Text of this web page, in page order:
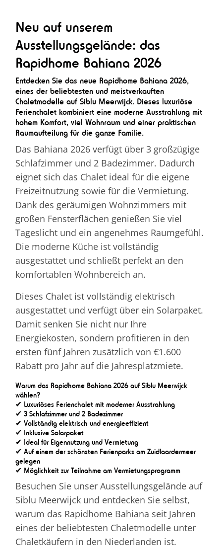
Neu auf unserem
Ausstellungsgelände: das
Rapidhome Bahiana 2026
Entdecken Sie das neue Rapidhome Bahiana 2026,
eines der beliebtesten und meistverkauften
Chaletmodelle auf Siblu Meerwijck. Dieses luxuriöse
Ferienchalet kombiniert eine moderne Ausstrahlung mit
hohem Komfort, viel Wohnraum und einer praktischen
Raumaufteilung für die ganze Familie.
Das Bahiana 2026 verfügt über 3 großzügige
Schlafzimmer und 2 Badezimmer. Dadurch
eignet sich das Chalet ideal für die eigene
Freizeitnutzung sowie für die Vermietung.
Dank des geräumigen Wohnzimmers mit
großen Fensterflächen genießen Sie viel
Tageslicht und ein angenehmes Raumgefühl.
Die moderne Küche ist vollständig
ausgestattet und schließt perfekt an den
komfortablen Wohnbereich an.
Dieses Chalet ist vollständig elektrisch
ausgestattet und verfügt über ein Solarpaket.
Damit senken Sie nicht nur Ihre
Energiekosten, sondern profitieren in den
ersten fünf Jahren zusätzlich von €1.600
Rabatt pro Jahr auf die Jahresplatzmiete.
Warum das Rapidhome Bahiana 2026 auf Siblu Meerwijck
wählen?
✔ Luxuriöses Ferienchalet mit moderner Ausstrahlung
✔ 3 Schlafzimmer und 2 Badezimmer
✔ Vollständig elektrisch und energieeffizient
✔ Inklusive Solarpaket
✔ Ideal für Eigennutzung und Vermietung
✔ Auf einem der schönsten Ferienparks am Zuidlaardermeer
gelegen
✔ Möglichkeit zur Teilnahme am Vermietungsprogramm
Besuchen Sie unser Ausstellungsgelände auf
Siblu Meerwijck und entdecken Sie selbst,
warum das Rapidhome Bahiana seit Jahren
eines der beliebtesten Chaletmodelle unter
Chaletkäufern in den Niederlanden ist.